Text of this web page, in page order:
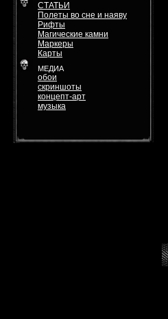
СТАТЬИ
Полеты во сне и наяву
Рифты
Магические камни
Маркеры
Карты
МЕДИА
обои
скриншоты
концепт-арт
музыка